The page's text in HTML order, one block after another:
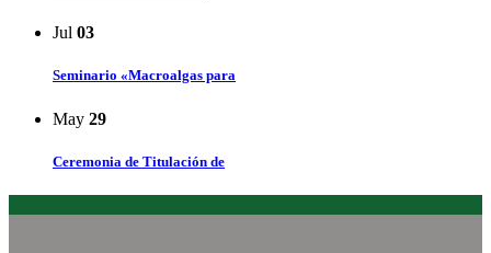
Jul 03
Seminario «Macroalgas para
May 29
Ceremonia de Titulación de